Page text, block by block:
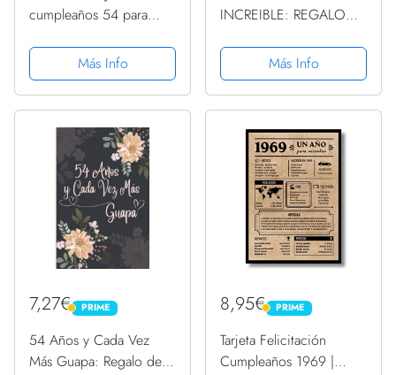
cumpleaños 54 para
cumpleaños, tarjeta de
cumpleaños para papá,
mamá, abuelo, niñera,
Más Info
INCREIBLE: REGALO
AÑOS DE
CUMPLEAÑOS
ORIGINAL Y DIVERTIDO
APUNTES O AGENDA,
DIARIO, LEBRETA DE
NOTAS..
Más Info
7,27€ PRIME
PRIME
54 Años y Cada Vez
Más Guapa: Regalo de
8,95€ PRIME
PRIME
Tarjeta Felicitación
Cumpleaños 1969 |